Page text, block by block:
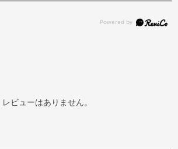
レビューはありません。